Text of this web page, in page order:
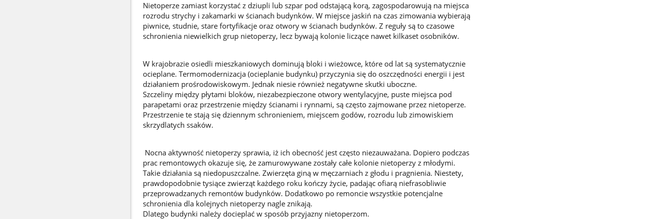
Nietoperze zamiast korzystać z dziupli lub szpar pod odstającą korą, zagospodarowują na miejsca
rozrodu strychy i zakamarki w ścianach budynków. W miejsce jaskiń na czas zimowania wybierają
piwnice, studnie, stare fortyfikacje oraz otwory w ścianach budynków. Z reguły są to czasowe
schronienia niewielkich grup nietoperzy, lecz bywają kolonie liczące nawet kilkaset osobników.
W krajobrazie osiedli mieszkaniowych dominują bloki i wieżowce, które od lat są systematycznie
ocieplane. Termomodernizacja (ocieplanie budynku) przyczynia się do oszczędności energii i jest
działaniem prośrodowiskowym. Jednak niesie również negatywne skutki uboczne.
Szczeliny między płytami bloków, niezabezpieczone otwory wentylacyjne, puste miejsca pod
parapetami oraz przestrzenie między ścianami i rynnami, są często zajmowane przez nietoperze.
Przestrzenie te stają się dziennym schronieniem, miejscem godów, rozrodu lub zimowiskiem
skrzydlatych ssaków.
Nocna aktywność nietoperzy sprawia, iż ich obecność jest często niezauważana. Dopiero podczas
prac remontowych okazuje się, że zamurowywane zostały całe kolonie nietoperzy z młodymi.
Takie działania są niedopuszczalne. Zwierzęta giną w męczarniach z głodu i pragnienia. Niestety,
prawdopodobnie tysiące zwierząt każdego roku kończy życie, padając ofiarą niefrasobliwie
przeprowadzanych remontów budynków. Dodatkowo po remoncie wszystkie potencjalne
schronienia dla kolejnych nietoperzy nagle znikają.
Dlatego budynki należy docieplać w sposób przyjazny nietoperzom.